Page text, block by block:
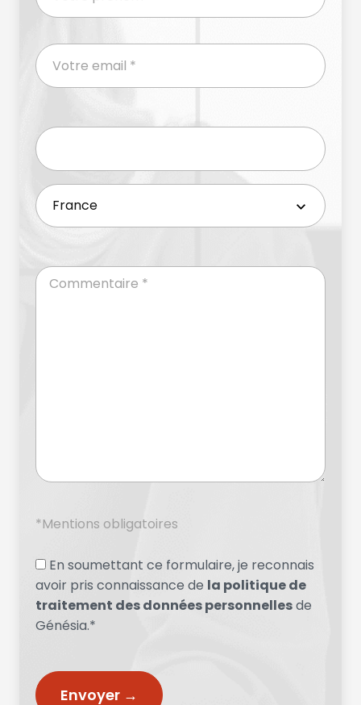
*Mentions obligatoires
En soumettant ce formulaire, je reconnais
avoir pris connaissance de la politique de
traitement des données personnellesde
Génésia.*